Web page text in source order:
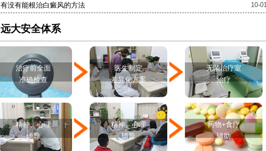
有没有能根治白癜风的方法 10-01
远大安全体系
治疗前全面
准确检查
医生制定
差异化方案
无菌治疗室
治疗
精神、心理
辅导
精神、心理
辅导
药物+食疗
辅助